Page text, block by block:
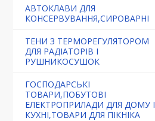
АВТОКЛАВИ ДЛЯ
КОНСЕРВУВАННЯ,СИРОВАРНІ
ТЕНИ З ТЕРМОРЕГУЛЯТОРОМ
ДЛЯ РАДІАТОРІВ І
РУШНИКОСУШОК
ГОСПОДАРСЬКІ
ТОВАРИ,ПОБУТОВІ
ЕЛЕКТРОПРИЛАДИ ДЛЯ ДОМУ І
КУХНІ,ТОВАРИ ДЛЯ ПІКНІКА